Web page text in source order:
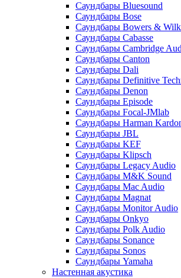
Саундбары Bluesound
Саундбары Bose
Саундбары Bowers &
Саундбары Cabasse
Саундбары Cambridge
Саундбары Canton
Саундбары Dali
Саундбары Definitive
Саундбары Denon
Саундбары Episode
Саундбары Focal-JMlab
Саундбары Harman
Саундбары JBL
Саундбары KEF
Саундбары Klipsch
Саундбары Legacy Audio
Саундбары M&K Sound
Саундбары Mac Audio
Саундбары Magnat
Саундбары Monitor Audio
Саундбары Onkyo
Саундбары Polk Audio
Саундбары Sonance
Саундбары Sonos
Саундбары Yamaha
Настенная акустика